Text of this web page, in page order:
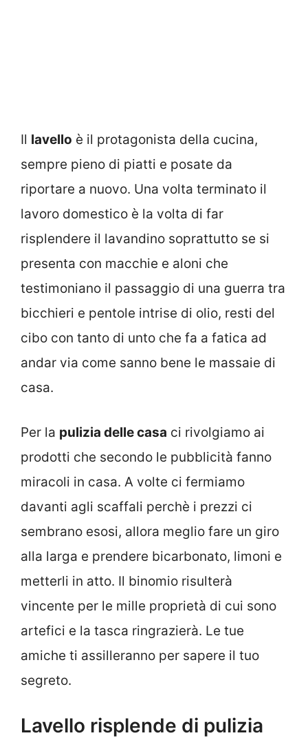
Il lavello è il protagonista della cucina,
sempre pieno di piatti e posate da
riportare a nuovo. Una volta terminato il
lavoro domestico è la volta di far
risplendere il lavandino soprattutto se si
presenta con macchie e aloni che
testimoniano il passaggio di una guerra tra
bicchieri e pentole intrise di olio, resti del
cibo con tanto di unto che fa a fatica ad
andar via come sanno bene le massaie di
casa.
Per la pulizia delle casa ci rivolgiamo ai
prodotti che secondo le pubblicità fanno
miracoli in casa. A volte ci fermiamo
davanti agli scaffali perchè i prezzi ci
sembrano esosi, allora meglio fare un giro
alla larga e prendere bicarbonato, limoni e
metterli in atto. Il binomio risulterà
vincente per le mille proprietà di cui sono
artefici e la tasca ringrazierà. Le tue
amiche ti assilleranno per sapere il tuo
segreto.
Lavello risplende di pulizia